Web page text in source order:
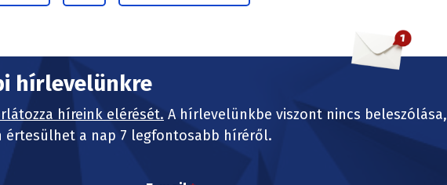
hírlevelünkre
híreink elérését. A hírlevelünkbe viszont nincs beleszólása,
értesülhet a nap 7 legfontosabb híréről.